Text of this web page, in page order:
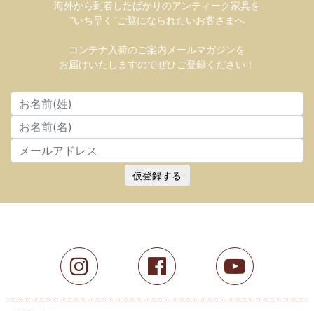
海外から到着したばかりのアンティーク家具を
”いち早く”ご覧になられたいお客さまへ
コンテナ入荷のご案内メールマガジンを
お届けいたしますのでぜひご登録ください！
仮登録する